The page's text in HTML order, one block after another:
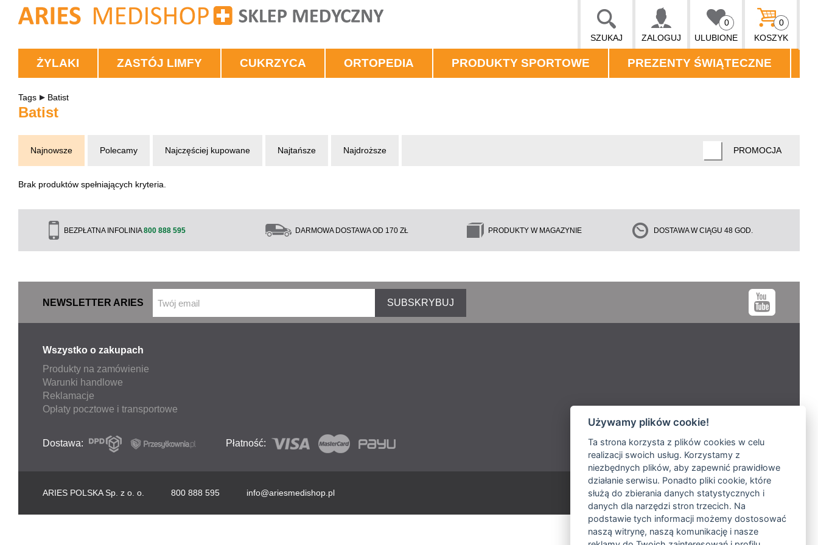
SZUKAJ ZALOGUJ ULUBIONE
0
KOSZYK
0
ŻYLAKI ZASTÓJ LIMFY CUKRZYCA ORTOPEDIA PRODUKTY SPORTOWE PREZENTY ŚWIĄTECZNE
Tags Batist
Batist
Najnowsze Polecamy Najczęściej kupowane Najtańsze Najdroższe PROMOCJA
Brak produktów spełniających kryteria.
BEZPŁATNA INFOLINIA800 888 595 DARMOWA DOSTAWA OD 170 ZŁ PRODUKTY W MAGAZYNIE DOSTAWA W CIĄGU 48 GOD.
NEWSLETTER ARIES SUBSKRYBUJ
Wszystko o zakupach
Produkty na zamówienie
Warunki handlowe
Reklamacje
Opłaty pocztowe i transportowe
Dostawa: Płatność:
ARIES POLSKA Sp. z o. o. 800 888 595 info@ariesmedishop.pl
Polityka prywatności
Nastavení cookies
Używamy plików cookie!
Ta strona korzysta z plików cookies w celu
realizacji swoich usług. Korzystamy z
niezbędnych plików, aby zapewnić prawidłowe
działanie serwisu. Ponadto pliki cookie, które
służą do zbierania danych statystycznych i
danych dla narzędzi stron trzecich. Na
podstawie tych informacji możemy dostosować
naszą witrynę, naszą komunikację i nasze